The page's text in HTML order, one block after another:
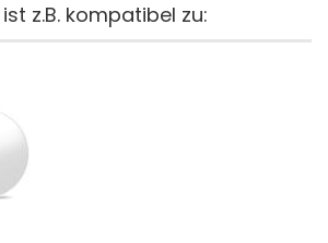
z.B. kompatibel zu: